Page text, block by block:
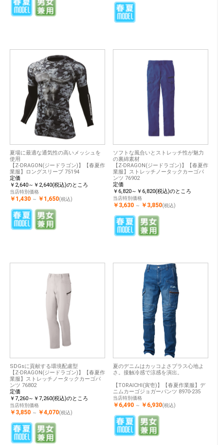
夏場に最適な通気性の高いメッシュを
使用
【Z-DRAGON(ジードラゴン)】【春夏作
業服】ロングスリーブ 75194
定価
￥2,640～￥2,640(税込)のところ
当店特別価格
￥1,430 ～ ￥1,650(税込)
ソフトな風合いとストレッチ性が魅力
の裏綿素材
【Z-DRAGON(ジードラゴン)】【春夏作
業服】ストレッチノータックカーゴパ
ンツ 76902
定価
￥6,820～￥6,820(税込)のところ
当店特別価格
￥3,630 ～ ￥3,850(税込)
SDGsに貢献する環境配慮型
【Z-DRAGON(ジードラゴン)】【春夏作
業服】ストレッチノータックカーゴパ
ンツ 76802
定価
￥7,260～￥7,260(税込)のところ
当店特別価格
￥3,850 ～ ￥4,070(税込)
夏のデニムはカッコよさプラス心地よ
さ。接触冷感で涼感を演出。
【TORAICHI(寅壱)】【春夏作業服】デ
ニムカーゴジョガーパンツ 8970-235
当店特別価格
￥6,490 ～ ￥6,930(税込)